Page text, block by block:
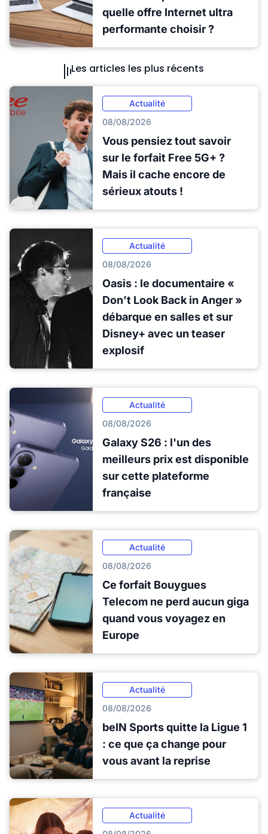
quelle offre Internet ultra
performante choisir ?
Les articles les plus récents
Actualité
08/08/2026
Vous pensiez tout savoir
sur le forfait Free 5G+ ?
Mais il cache encore de
sérieux atouts !
Actualité
08/08/2026
Oasis : le documentaire «
Don’t Look Back in Anger »
débarque en salles et sur
Disney+ avec un teaser
explosif
Actualité
08/08/2026
Galaxy S26 : l'un des
meilleurs prix est disponible
sur cette plateforme
française
Actualité
08/08/2026
Ce forfait Bouygues
Telecom ne perd aucun giga
quand vous voyagez en
Europe
Actualité
08/08/2026
beIN Sports quitte la Ligue 1
: ce que ça change pour
vous avant la reprise
Actualité